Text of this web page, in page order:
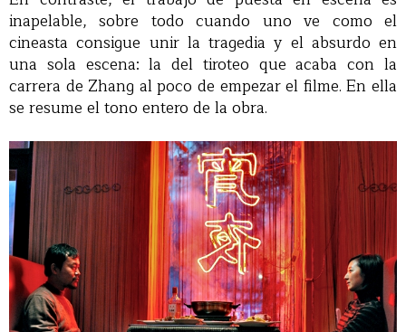
inapelable, sobre todo cuando uno ve como el
cineasta consigue unir la tragedia y el absurdo en
una sola escena: la del tiroteo que acaba con la
carrera de Zhang al poco de empezar el filme. En ella
se resume el tono entero de la obra.